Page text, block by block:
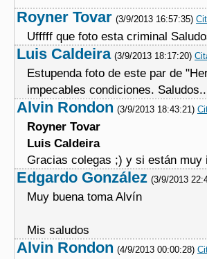
Royner Tovar (3/9/2013 16:57:35)
Ufffff que foto esta criminal
Luis Caldeira (3/9/2013 18:17:20)
Estupenda foto de este par de
impecables condiciones.
Alvin Rondon (3/9/2013 18:43:21)
Royner Tovar
Luis Caldeira
Gracias colegas ;) y si están muy
Edgardo González (3/9/2013
Muy buena toma Alvín
Mis saludos
Alvin Rondon (4/9/2013 00:00:28)